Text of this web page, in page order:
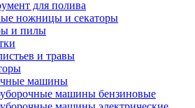
для полива
ножницы и секаторы
и пилы
и травы
машины
машины бензиновые